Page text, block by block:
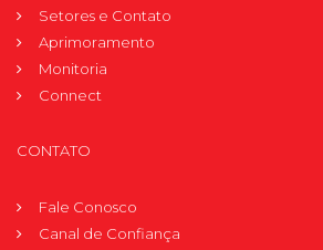
Setores e Contato
Aprimoramento
Monitoria
Connect
CONTATO
Fale Conosco
Canal de Confiança